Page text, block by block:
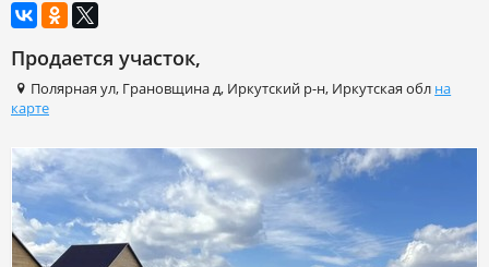
Продается участок,
Полярная ул, Грановщина д, Иркутский р-н, Иркутская обл на
карте